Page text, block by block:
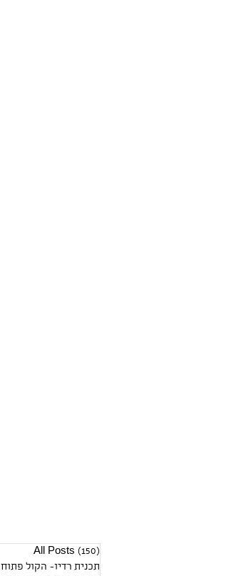
All Posts (150)
תכנית רדיו- הקול פתוח